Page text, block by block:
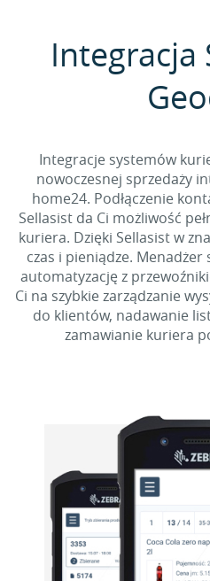
Integracja
Integracje systemów
nowoczesnej sprzedaży
home24. Podłączenie
Sellasist da Ci możliwość
kuriera. Dzięki Sellasist w
czas i pieniądze. Menadżer
automatyzację z
Ci na szybkie zarządzanie
do klientów, nadawanie
zamawianie kuriera